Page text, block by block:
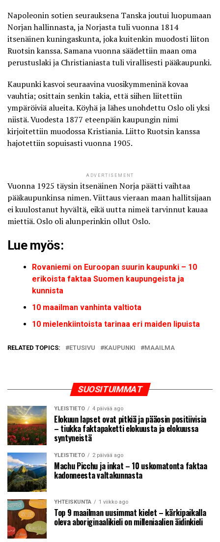
Napoleonin sotien seurauksena Tanska joutui luopumaan
Norjan hallinnasta, ja Norjasta tuli vuonna 1814
itsenäinen kuningaskunta, joka kuitenkin muodosti liiton
Ruotsin kanssa. Samana vuonna säädettiin maan oma
perustuslaki ja Christianiasta tuli virallisesti pääkaupunki.
Kaupunki kasvoi seuraavina vuosikymmeninä kovaa
vauhtia; osittain senkin takia, että siihen liitettiin
ympäröiviä alueita. Köyhä ja lähes unohdettu Oslo oli yksi
niistä. Vuodesta 1877 eteenpäin kaupungin nimi
kirjoitettiin muodossa Kristiania. Liitto Ruotsin kanssa
hajotettiin sopuisasti vuonna 1905.
ADVERTISEMENT
Vuonna 1925 täysin itsenäinen Norja päätti vaihtaa
pääkaupunkinsa nimen. Viittaus vieraan maan hallitsijaan
ei kuulostanut hyvältä, eikä uutta nimeä tarvinnut kauaa
miettiä. Oslo oli alunperinkin ollut Oslo.
Lue myös:
Rovaniemi on Euroopan suurin kaupunki – 10
erikoista faktaa Suomen kaupungeista ja
kunnista
10 maailman vanhinta valtiota
10 mielenkiintoista tarinaa eri maiden lipuista
RELATED TOPICS: ETUSIVU KAUPUNKI MAAILMA
SUOSITUIMMAT
YLEISTIETO 4 päivää ago
Elokuun lapset ovat pitkiä ja pääosin positiivisia
– tiukka faktapaketti elokuusta ja elokuussa
syntyneistä
YLEISTIETO 2 päivää ago
Machu Picchu ja inkat – 10 uskomatonta faktaa
kadonneesta valtakunnasta
YHTEISKUNTA 1 viikko ago
Top 9 maailman uusimmat kielet – kärkipaikalla
oleva aboriginaalikieli on milleniaalien äidinkieli